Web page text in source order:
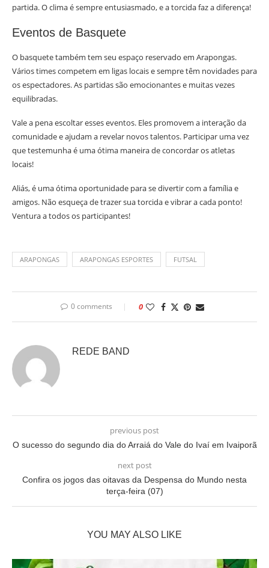
partida. O clima é sempre entusiasmado, e a torcida faz a diferença!
Eventos de Basquete
O basquete também tem seu espaço reservado em Arapongas.
Vários times competem em ligas locais e sempre têm novidades para
os espectadores. As partidas são emocionantes e muitas vezes
equilibradas.
Vale a pena escoltar esses eventos. Eles promovem a interação da
comunidade e ajudam a revelar novos talentos. Participar uma vez
que testemunha é uma ótima maneira de concordar os atletas
locais!
Aliás, é uma ótima oportunidade para se divertir com a família e
amigos. Não esqueça de trazer sua torcida e vibrar a cada ponto!
Ventura a todos os participantes!
ARAPONGAS ARAPONGAS ESPORTES FUTSAL
0 comments 0
REDE BAND
previous post
O sucesso do segundo dia do Arraiá do Vale do Ivaí em Ivaiporã
next post
Confira os jogos das oitavas da Despensa do Mundo nesta
terça-feira (07)
YOU MAY ALSO LIKE